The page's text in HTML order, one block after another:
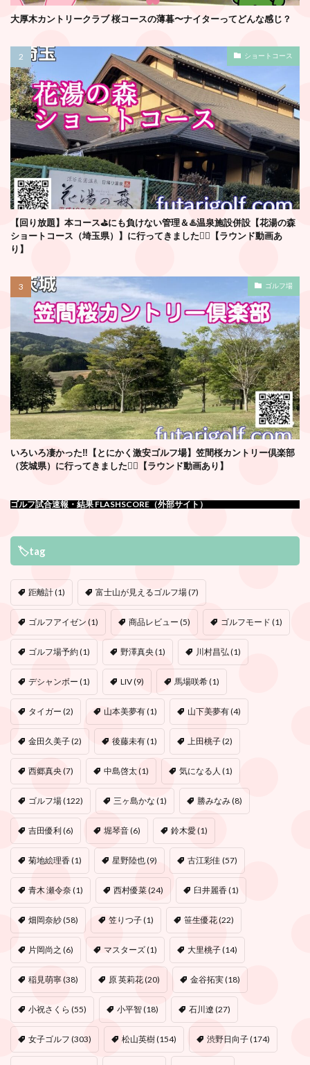
大厚木カントリークラブ 桜コースの薄暮〜ナイターってどんな感じ？
ショートコース
【回り放題】本コース⛳️にも負けない管理＆♨️温泉施設併設【花湯の森
ショートコース（埼玉県）】に行ってきました🏌️‍♂️【ラウンド動画あ
り】
ゴルフ場
いろいろ凄かった‼️【とにかく激安ゴルフ場】笠間桜カントリー倶楽部
（茨城県）に行ってきました🏌️‍♂️【ラウンド動画あり】
ゴルフ試合速報・結果 FLASHSCORE（外部サイト）
🏷tag
距離計(1) 富士山が見えるゴルフ場(7)
ゴルフアイゼン (1) 商品レビュー (5) ゴルフモード (1)
ゴルフ場予約(1) 野澤真央(1) 川村昌弘(1)
デシャンボー (1) LIV(9) 馬場咲希(1)
タイガー (2) 山本美夢有(1) 山下美夢有(4)
金田久美子(2) 後藤未有(1) 上田桃子(2)
西郷真央(7) 中島啓太(1) 気になる人 (1)
ゴルフ場(122) 三ヶ島かな (1) 勝みなみ(8)
吉田優利 (6) 堀琴音(6) 鈴木愛(1)
菊地絵理香(1) 星野陸也(9) 古江彩佳 (57)
青木 瀬令奈(1) 西村優菜(24) 臼井麗香(1)
畑岡奈紗(58) 笠りつ子(1) 笹生優花(22)
片岡尚之 (6) マスターズ(1) 大里桃子(14)
稲見萌寧(38) 原 英莉花(20) 金谷拓実(18)
小祝さくら (55) 小平智(18) 石川遼 (27)
女子ゴルフ (303) 松山英樹(154) 渋野日向子(174)